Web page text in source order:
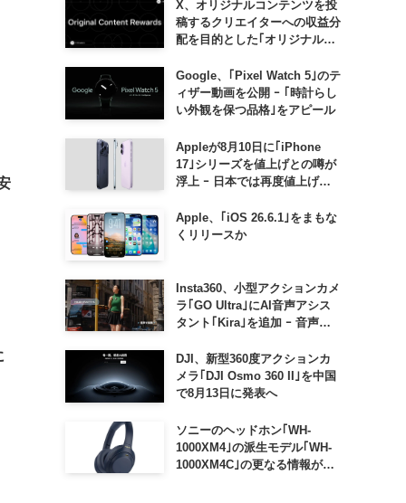
X、オリジナルコンテンツを投
稿するクリエイターへの収益分
配を目的とした｢オリジナルコ
入へ ｰ 従来の｢収益分配｣は廃
止
Google、｢Pixel Watch 5｣のテ
ィザー動画を公開 ｰ ｢時計らし
い外観を保つ品格｣をアピール
Appleが8月10日に｢iPhone
17｣シリーズを値上げとの噂が
浮上 ｰ 日本では再度値上げの
Apple、｢iOS 26.6.1｣をまもな
くリリースか
Insta360、小型アクションカメ
ラ｢GO Ultra｣にAI音声アシス
タント｢Kira｣を追加 ｰ 音声で
などが利用可能に
DJI、新型360度アクションカ
メラ｢DJI Osmo 360 II｣を中国
で8月13日に発表へ
ソニーのヘッドホン｢WH-
1000XM4｣の派生モデル｢WH-
1000XM4C｣の更なる情報が明